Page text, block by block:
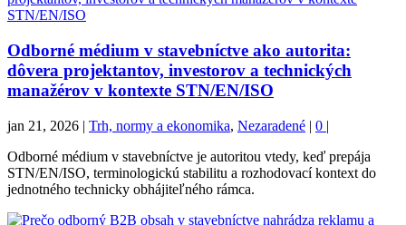
Odborné médium v stavebníctve ako autorita:
dôvera projektantov, investorov a technických
manažérov v kontexte STN/EN/ISO
jan 21, 2026 | Trh, normy a ekonomika, Nezaradené | 0 |
Odborné médium v stavebníctve je autoritou vtedy, keď prepája
STN/EN/ISO, terminologickú stabilitu a rozhodovací kontext do
jednotného technicky obhájiteľného rámca.